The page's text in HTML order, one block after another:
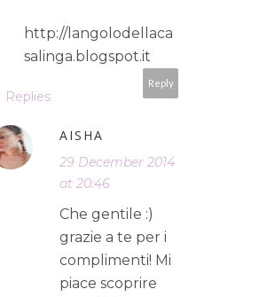
http://langolodellaca
salinga.blogspot.it
Reply
Replies
AISHA
29 December 2014
at 20:46
Che gentile :)
grazie a te per i
complimenti! Mi
piace scoprire